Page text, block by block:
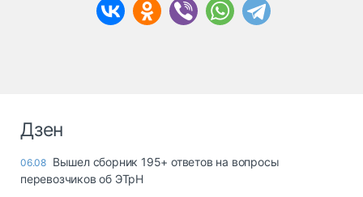
Дзен
06.08 Вышел сборник 195+ ответов на вопросы
перевозчиков об ЭТрН